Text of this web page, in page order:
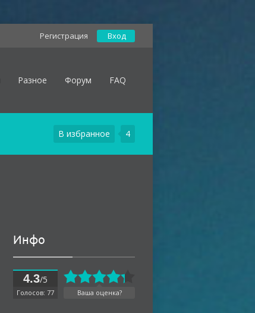
Регистрация Вход
Разное Форум FAQ
4
В избранное
Инфо
4.3/5
Голосов: 77 Ваша оценка?